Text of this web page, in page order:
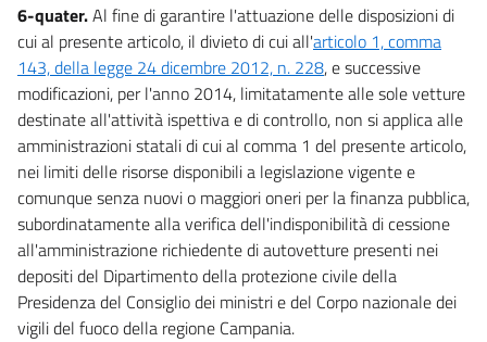
6-quater.Al fine di garantire l'attuazione delle disposizioni di
cui al presente articolo, il divieto di cui all'articolo 1, comma
143, della legge 24 dicembre 2012, n. 228, e successive
modificazioni, per l'anno 2014, limitatamente alle sole vetture
destinate all'attività ispettiva e di controllo, non si applica alle
amministrazioni statali di cui al comma 1 del presente articolo,
nei limiti delle risorse disponibili a legislazione vigente e
comunque senza nuovi o maggiori oneri per la finanza pubblica,
subordinatamente alla verifica dell'indisponibilità di cessione
all'amministrazione richiedente di autovetture presenti nei
depositi del Dipartimento della protezione civile della
Presidenza del Consiglio dei ministri e del Corpo nazionale dei
vigili del fuoco della regione Campania.